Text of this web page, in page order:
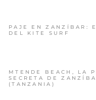
PAJE EN ZANZÍBAR:
DEL KITE SURF
MTENDE BEACH, LA
SECRETA DE
(TANZANIA)